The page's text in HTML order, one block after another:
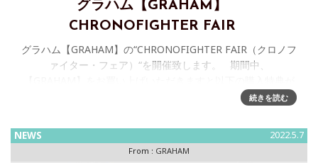
グラハム【GRAHAM】
CHRONOFIGHTER FAIR
グラハム【GRAHAM】の“CHRONOFIGHTER FAIR（クロノフ
ァイター・フェア）“を開催致します。 期間中、
続きを読む
NEWS 2022.5.7
From : GRAHAM